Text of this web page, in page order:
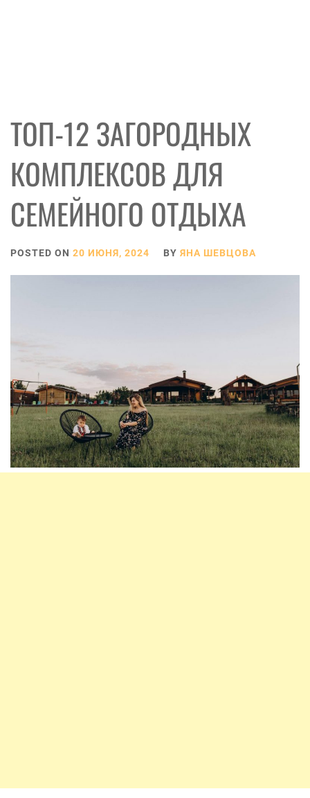
ТОП-12 ЗАГОРОДНЫХ
КОМПЛЕКСОВ ДЛЯ
СЕМЕЙНОГО ОТДЫХА
POSTED ON 20 ИЮНЯ, 2024 BY ЯНА ШЕВЦОВА